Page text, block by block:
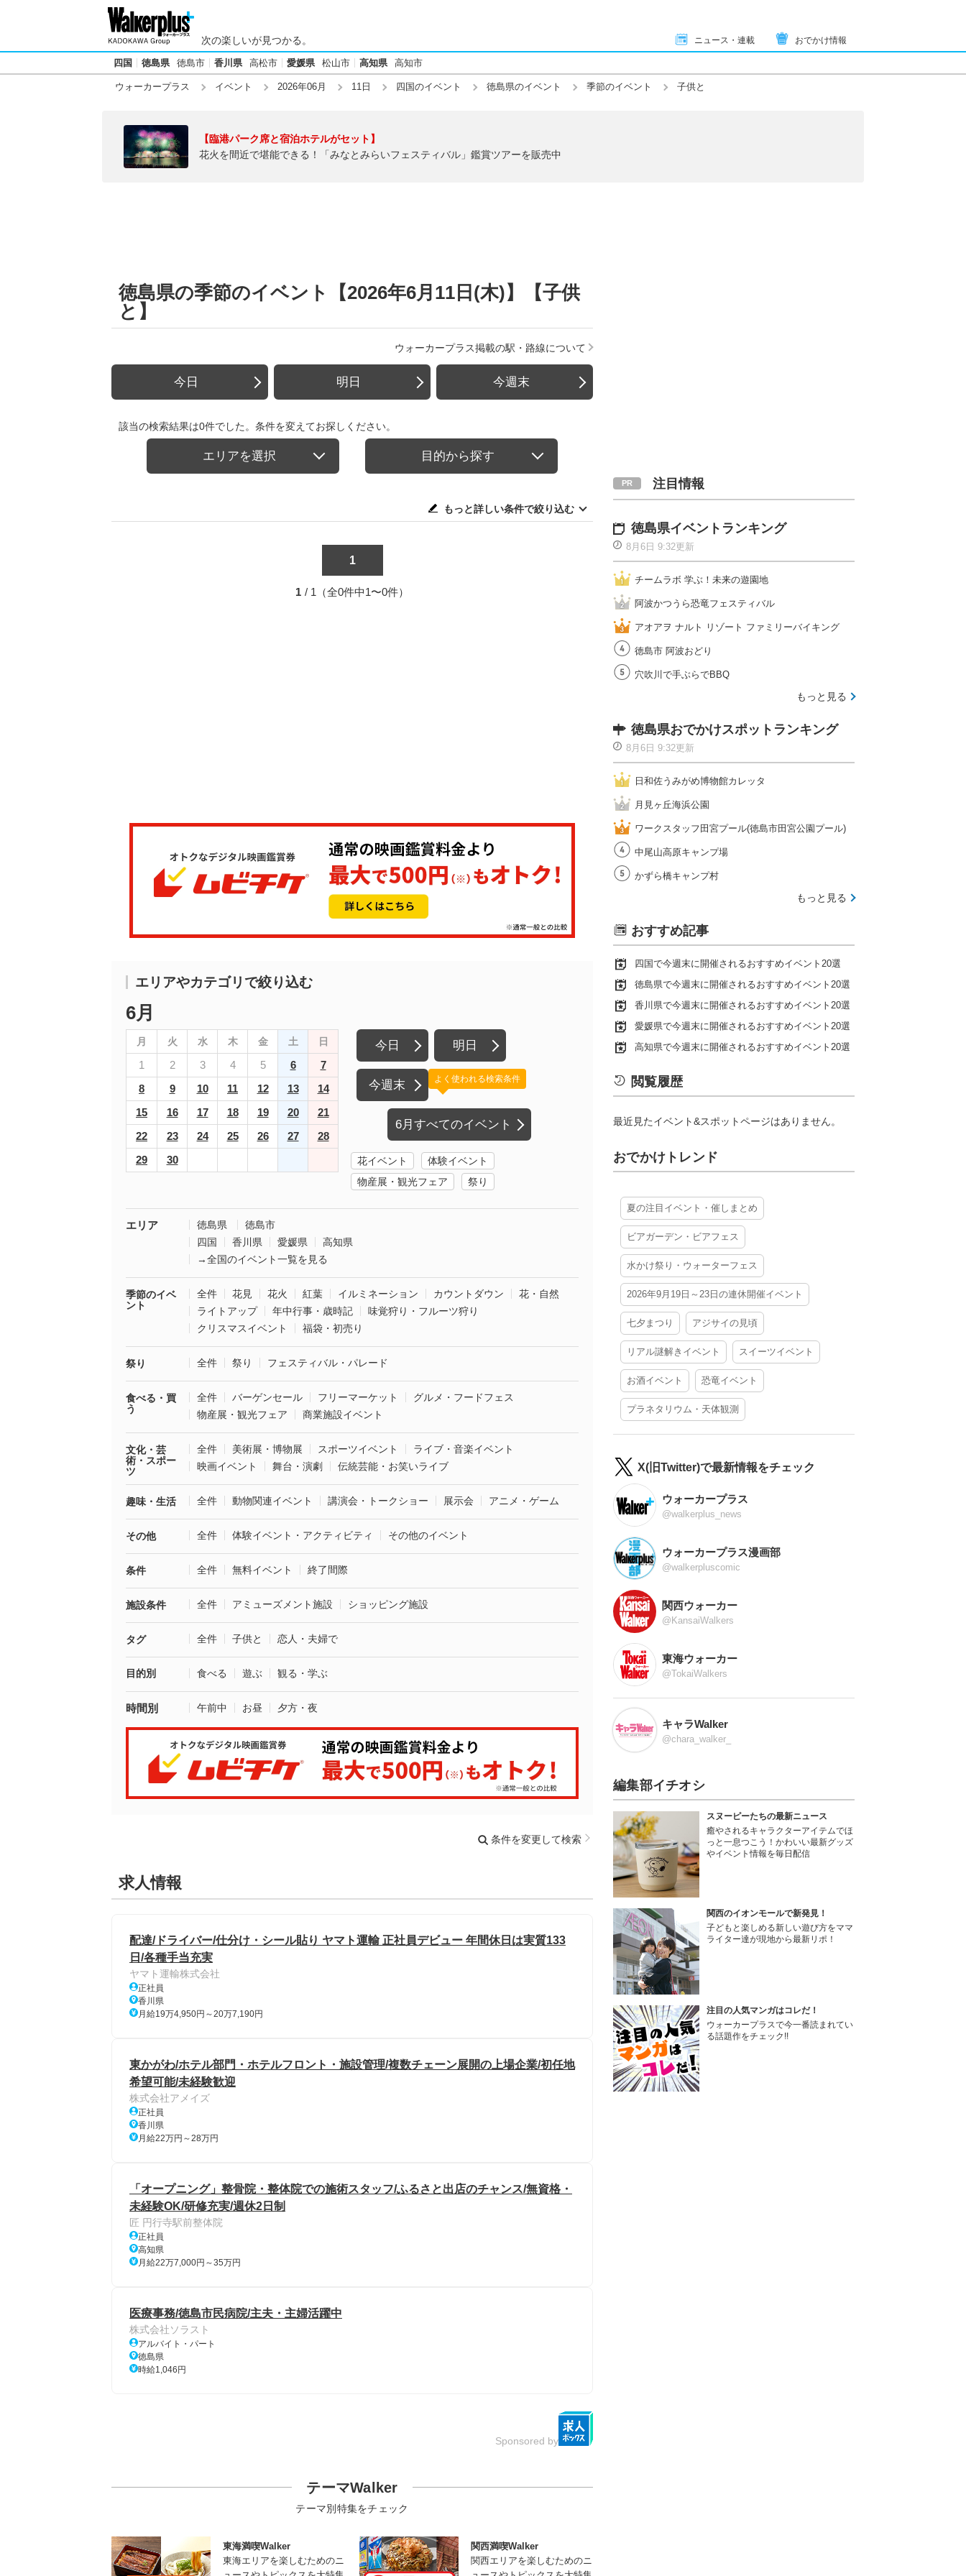
次の楽しいが見つかる。 ニュース・連載 おでかけ情報
四国 徳島県 徳島市 香川県 高松市 愛媛県 松山市 高知県 高知市
ウォーカープラス イベント 2026年06月 11日 四国のイベント 徳島県のイベント 季節のイベント 子供と
【臨港パーク席と宿泊ホテルがセット】
花火を間近で堪能できる！「みなとみらいフェスティバル」鑑賞ツアーを販売中
徳島県の季節のイベント【2026年6月11日(木)】【子供
と】
ウォーカープラス掲載の駅・路線について
今日 明日 今週末
該当の検索結果は0件でした。条件を変えてお探しください。
エリアを選択 目的から探す
もっと詳しい条件で絞り込む
1
1 / 1（全0件中1〜0件）
エリアやカテゴリで絞り込む
6月
月 火 水 木 金 土 日
1 2 3 4 5 6
7
8
9 10 11 12 13
14
15
16 17 18 19 20
21
22
23 24 25 26 27
28
29
30
今日 明日
今週末
6月すべてのイベント
よく使われる検索条件
花イベント
体験イベント
物産展・観光フェア
祭り
エリア 徳島県
徳島市
四国
香川県 愛媛県
高知県
→全国のイベント一覧を見る
季節のイベ
ント
全件 花見 花火 紅葉 イルミネーション カウントダウン
花・自然
ライトアップ
年中行事・歳時記
味覚狩り・フルーツ狩り
クリスマスイベント
福袋・初売り
祭り 全件 祭り フェスティバル・パレード
食べる・買
う
全件 バーゲンセール フリーマーケット
グルメ・フードフェス
物産展・観光フェア
商業施設イベント
文化・芸
術・スポー
ツ
全件 美術展・博物展 スポーツイベント
ライブ・音楽イベント
映画イベント
舞台・演劇 伝統芸能・お笑いライブ
趣味・生活 全件 動物関連イベント 講演会・トークショー 展示会 アニメ・ゲーム
その他 全件 体験イベント・アクティビティ その他のイベント
条件 全件 無料イベント 終了間際
施設条件 全件 アミューズメント施設 ショッピング施設
タグ 全件 子供と 恋人・夫婦で
目的別 食べる 遊ぶ 観る・学ぶ
時間別 午前中 お昼 夕方・夜
条件を変更して検索
求人情報
配達/ドライバー/仕分け・シール貼り ヤマト運輸 正社員デビュー 年間休日は実質133
日/各種手当充実
ヤマト運輸株式会社
正社員
香川県
月給19万4,950円～20万7,190円
東かがわ/ホテル部門・ホテルフロント・施設管理/複数チェーン展開の上場企業/初任地
希望可能/未経験歓迎
株式会社アメイズ
正社員
香川県
月給22万円～28万円
「オープニング」整骨院・整体院での施術スタッフ/ふるさと出店のチャンス/無資格・
未経験OK/研修充実/週休2日制
匠 円行寺駅前整体院
正社員
高知県
月給22万7,000円～35万円
医療事務/徳島市民病院/主夫・主婦活躍中
株式会社ソラスト
アルバイト・パート
徳島県
時給1,046円
Sponsored by
テーマWalker
テーマ別特集をチェック
東海満喫Walker
東海エリアを楽しむためのニ
関西満喫Walker
関西エリアを楽しむためのニ
注目情報
徳島県イベントランキング
8月6日 9:32更新
チームラボ 学ぶ！未来の遊園地
阿波かつうら恐竜フェスティバル
アオアヲ ナルト リゾート ファミリーバイキング
徳島市 阿波おどり
穴吹川で手ぶらでBBQ
もっと見る
徳島県おでかけスポットランキング
8月6日 9:32更新
日和佐うみがめ博物館カレッタ
月見ヶ丘海浜公園
ワークスタッフ田宮プール(徳島市田宮公園プール)
中尾山高原キャンプ場
かずら橋キャンプ村
もっと見る
おすすめ記事
四国で今週末に開催されるおすすめイベント20選
徳島県で今週末に開催されるおすすめイベント20選
香川県で今週末に開催されるおすすめイベント20選
愛媛県で今週末に開催されるおすすめイベント20選
高知県で今週末に開催されるおすすめイベント20選
閲覧履歴
最近見たイベント&スポットページはありません。
おでかけトレンド
夏の注目イベント・催しまとめ
ビアガーデン・ビアフェス
水かけ祭り・ウォーターフェス
2026年9月19日～23日の連休開催イベント
七夕まつり アジサイの見頃
リアル謎解きイベント スイーツイベント
お酒イベント 恐竜イベント
プラネタリウム・天体観測
X(旧Twitter)で最新情報をチェック
ウォーカープラス
@walkerplus_news
ウォーカープラス漫画部
@walkerpluscomic
関西ウォーカー
@KansaiWalkers
東海ウォーカー
@TokaiWalkers
キャラWalker
@chara_walker_
編集部イチオシ
スヌーピーたちの最新ニュース
癒やされるキャラクターアイテムでほ
っと一息つこう！かわいい最新グッズ
やイベント情報を毎日配信
関西のイオンモールで新発見！
子どもと楽しめる新しい遊び方をママ
ライター達が現地から最新リポ！
注目の人気マンガはコレだ！
ウォーカープラスで今一番読まれてい
る話題作をチェック!!